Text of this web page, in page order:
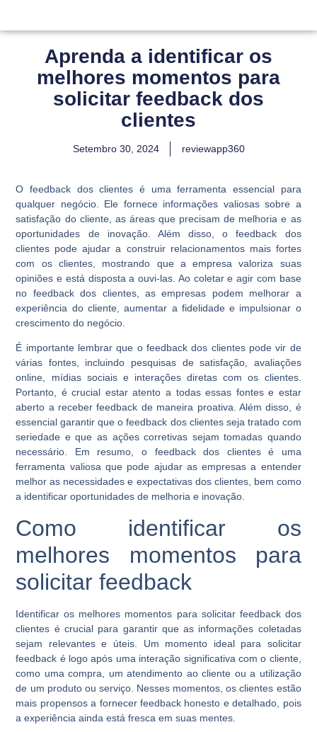
Aprenda a identificar os
melhores momentos para
solicitar feedback dos
clientes
Setembro 30, 2024 reviewapp360
O feedback dos clientes é uma ferramenta essencial para
qualquer negócio. Ele fornece informações valiosas sobre a
satisfação do cliente, as áreas que precisam de melhoria e as
oportunidades de inovação. Além disso, o feedback dos
clientes pode ajudar a construir relacionamentos mais fortes
com os clientes, mostrando que a empresa valoriza suas
opiniões e está disposta a ouvi-las. Ao coletar e agir com base
no feedback dos clientes, as empresas podem melhorar a
experiência do cliente, aumentar a fidelidade e impulsionar o
crescimento do negócio.
É importante lembrar que o feedback dos clientes pode vir de
várias fontes, incluindo pesquisas de satisfação, avaliações
online, mídias sociais e interações diretas com os clientes.
Portanto, é crucial estar atento a todas essas fontes e estar
aberto a receber feedback de maneira proativa. Além disso, é
essencial garantir que o feedback dos clientes seja tratado com
seriedade e que as ações corretivas sejam tomadas quando
necessário. Em resumo, o feedback dos clientes é uma
ferramenta valiosa que pode ajudar as empresas a entender
melhor as necessidades e expectativas dos clientes, bem como
a identificar oportunidades de melhoria e inovação.
Como identificar os
melhores momentos para
solicitar feedback
Identificar os melhores momentos para solicitar feedback dos
clientes é crucial para garantir que as informações coletadas
sejam relevantes e úteis. Um momento ideal para solicitar
feedback é logo após uma interação significativa com o cliente,
como uma compra, um atendimento ao cliente ou a utilização
de um produto ou serviço. Nesses momentos, os clientes estão
mais propensos a fornecer feedback honesto e detalhado, pois
a experiência ainda está fresca em suas mentes.